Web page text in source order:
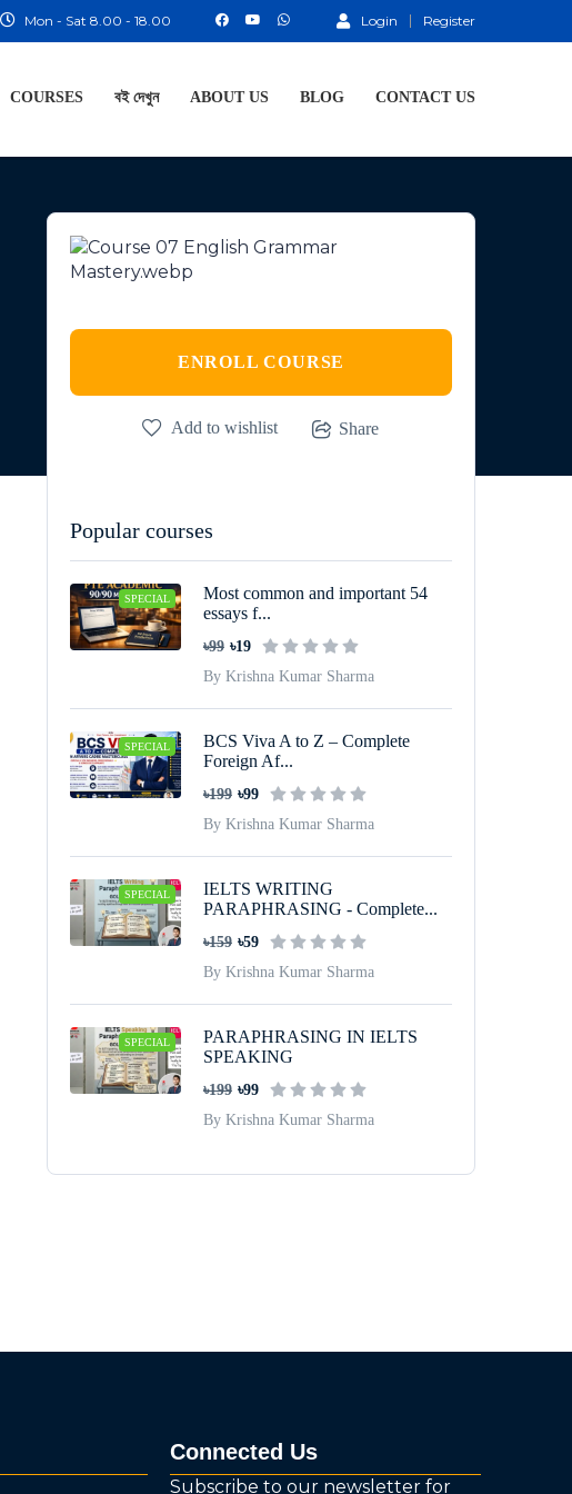
Login Register
Mon - Sat 8.00 - 18.00
COURSES বই দেখুন ABOUT US BLOG CONTACT US
ENROLL COURSE
Add to wishlist Share
Popular courses
SPECIAL
Most common and important 54
essays f...
৳99 ৳19
By Krishna Kumar Sharma
SPECIAL
BCS Viva A to Z – Complete
Foreign Af...
৳199 ৳99
By Krishna Kumar Sharma
SPECIAL
IELTS WRITING
PARAPHRASING - Complete...
৳159 ৳59
By Krishna Kumar Sharma
SPECIAL
PARAPHRASING IN IELTS
SPEAKING
৳199 ৳99
By Krishna Kumar Sharma
Connected Us
Subscribe to our newsletter for